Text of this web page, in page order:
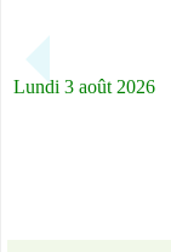
Lundi 3 août 2026